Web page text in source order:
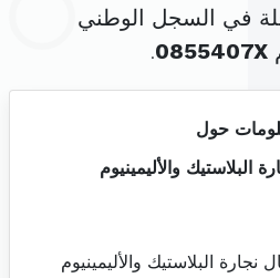
في السجل الوطني
0855407X
.
حول
البلاستيك والأليمينيوم
البلاستيك والأليمينيوم